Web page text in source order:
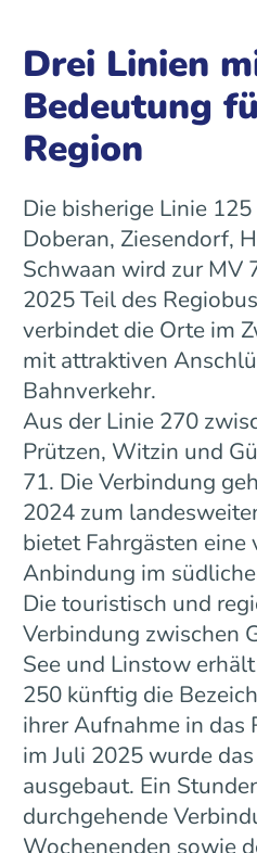
Drei Linien
Bedeutung
Region
Die bisherige Linie
Doberan, Ziesendorf,
Schwaan wird zur MV
2025 Teil des
verbindet die Orte im
mit attraktiven
Bahnverkehr.
Aus der Linie 270
Prützen, Witzin und
71. Die Verbindung
2024 zum
bietet Fahrgästen eine
Anbindung im
Die touristisch und
Verbindung zwischen
See und Linstow
250 künftig die
ihrer Aufnahme in das
im Juli 2025 wurde
ausgebaut. Ein
durchgehende
Wochenenden sowie